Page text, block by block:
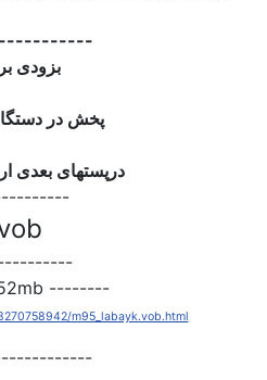
بزودی
پخش در
درپستهای بعدی
-------- 152mb -------
m95_labayk.vob.html